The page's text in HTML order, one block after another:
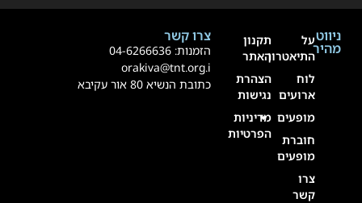
ניווט
מהירעל
התיאטרון
ארועים
מופעים
חוברת
מופעים
קשר
תקנון
האתר
הצהרת
נגישות
מדיניות
הפרטיות
צרו קשר
הזמנות: 04-6266636
orakiva@tnt.org.i
כתובת הנשיא 80 אור עקיבא